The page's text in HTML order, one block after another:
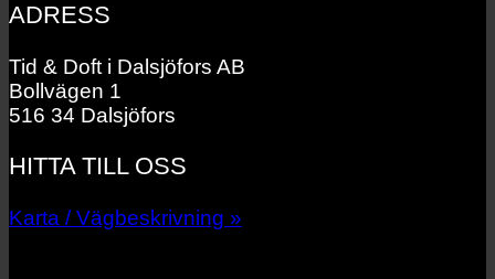
ADRESS
Tid & Doft i Dalsjöfors AB
Bollvägen 1
516 34 Dalsjöfors
HITTA TILL OSS
Karta / Vägbeskrivning »